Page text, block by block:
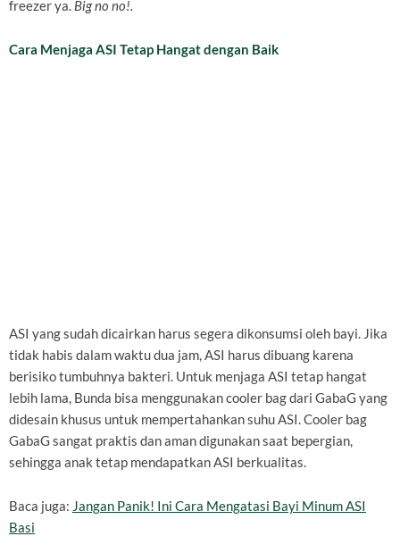
freezer ya. Big no no!.
Cara Menjaga ASI Tetap Hangat dengan Baik
ASI yang sudah dicairkan harus segera dikonsumsi oleh bayi. Jika
tidak habis dalam waktu dua jam, ASI harus dibuang karena
berisiko tumbuhnya bakteri. Untuk menjaga ASI tetap hangat
lebih lama, Bunda bisa menggunakan cooler bag dari GabaG yang
didesain khusus untuk mempertahankan suhu ASI. Cooler bag
GabaG sangat praktis dan aman digunakan saat bepergian,
sehingga anak tetap mendapatkan ASI berkualitas.
Baca juga: Jangan Panik! Ini Cara Mengatasi Bayi Minum ASI
Basi